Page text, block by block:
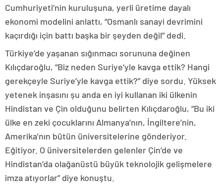
Cumhuriyeti’nin kuruluşuna, yerli üretime dayalı
ekonomi modelini anlattı, “Osmanlı sanayi devrimini
kaçırdığı için battı başka bir şeyden değil” dedi.
Türkiye’de yaşanan sığınmacı sorununa değinen
Kılıçdaroğlu, “Biz neden Suriye’yle kavga ettik? Hangi
gerekçeyle Suriye’yle kavga ettik?” diye sordu. Yüksek
yetenek inşasını şu anda en iyi kullanan iki ülkenin
Hindistan ve Çin olduğunu belirten Kılıçdaroğlu, “Bu iki
ülke en zeki çocuklarını Almanya’nın, İngiltere’nin,
Amerika’nın bütün üniversitelerine gönderiyor.
Eğitiyor. O üniversitelerden gelenler Çin’de ve
Hindistan’da olağanüstü büyük teknolojik gelişmelere
imza atıyorlar” diye konuştu.